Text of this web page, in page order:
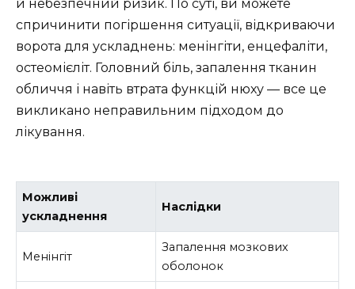
й небезпечний ризик. По суті, ви можете
спричинити погіршення ситуації, відкриваючи
ворота для ускладнень: менінгіти, енцефаліти,
остеомієліт. Головний біль, запалення тканин
обличчя і навіть втрата функцій нюху — все це
викликано неправильним підходом до
лікування.
Можливі
ускладнення
Наслідки
Менінгіт
Запалення мозкових
оболонок